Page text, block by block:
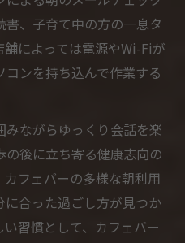
、子育て中の方の一息タ
によっては電源やWi-Fiが
ンを持ち込んで作業する
ながらゆっくり会話を楽
の後に立ち寄る健康志向の
フェバーの多様な朝利用
に合った過ごし方が見つか
習慣として、カフェバー